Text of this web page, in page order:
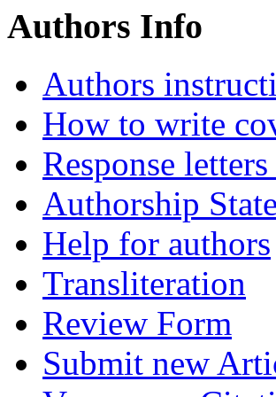
Authors Info
Authors
How to write
Response
Authorship
Help for authors
Transliteration
Review Form
Submit new